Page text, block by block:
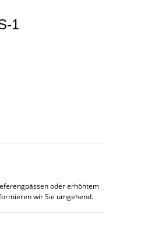
1
oder erhöhtem
wir Sie umgehend.